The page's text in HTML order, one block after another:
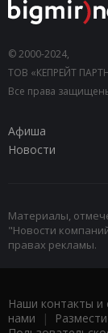
© 2000-2024,
ТОВ «КЕПРЕЙТ
Все права
Афиша
Новости
Материалы,
"Новости
правах рекламы.
Наши контакты и
нами |